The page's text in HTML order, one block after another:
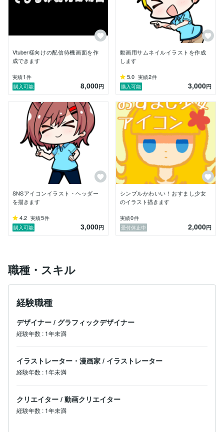
Vtuber様向けの配信待機画面を作
成できます
実績1 件
購入可能
8,000円
動画用サムネイルイラストを作成
します
5.0 実績2件
購入可能
3,000円
SNSアイコンイラスト・ヘッダー
を描きます
4.2 実績5件
購入可能
3,000円
シンプルかわいい！おすまし少女
のイラスト描きます
実績0件
受付休止中
2,000円
職種・スキル
経験職種
デザイナー / グラフィックデザイナー
経験年数 : 1年未満
イラストレーター・漫画家 / イラストレーター
経験年数 : 1年未満
クリエイター / 動画クリエイター
経験年数 : 1年未満